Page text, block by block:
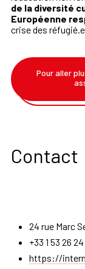
de la diversité
Européenne
crise des
Pour aller
Contact
24 rue Marc
+33 1 53 26
https://